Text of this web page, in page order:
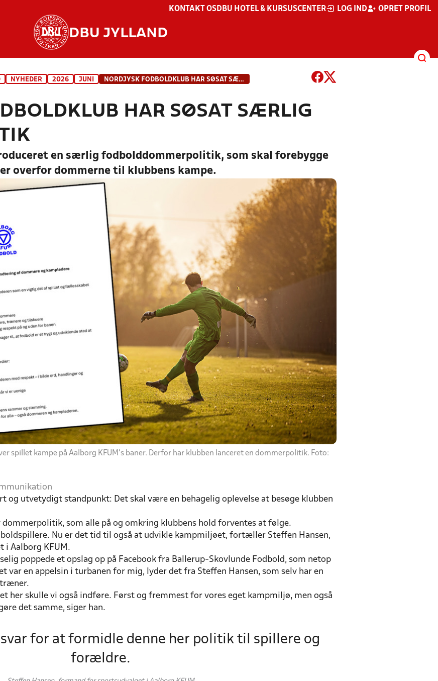
KONTAKT OS DBU HOTEL & KURSUSCENTER LOG IND OPRET PROFIL
DBU JYLLAND
NYHEDER 2026 JUNI NORDJYSK FODBOLDKLUB HAR SØSAT SÆRLIG DOMMERPOLITIK
HAR SØSAT SÆRLIG
en særlig fodbolddommerpolitik, som skal forebygge
overfor dommerne til klubbens kampe.
spillet kampe på Aalborg KFUM's baner. Derfor har klubben lanceret en dommerpolitik. Foto:
og utvetydigt standpunkt: Det skal være en behagelig oplevelse at besøge klubben
som alle på og omkring klubbens hold forventes at følge.
Nu er det tid til også at udvikle kampmiljøet, fortæller Steffen Hansen,
i Aalborg KFUM.
poppede et opslag op på Facebook fra Ballerup-Skovlunde Fodbold, som netop
var en appelsin i turbanen for mig, lyder det fra Steffen Hansen, som selv har en
her skulle vi også indføre. Først og fremmest for vores eget kampmiljø, men også
det samme, siger han.
for at formidle denne her politik til spillere og
forældre.